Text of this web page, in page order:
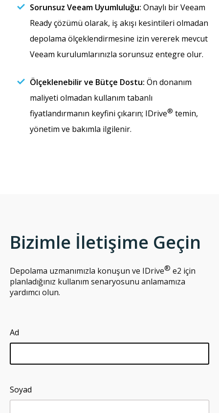
Sorunsuz Veeam Uyumluluğu: Onaylı bir Veeam
Ready çözümü olarak, iş akışı kesintileri olmadan
depolama ölçeklendirmesine izin vererek mevcut
Veeam kurulumlarınızla sorunsuz entegre olur.
Ölçeklenebilir ve Bütçe Dostu: Ön donanım
maliyeti olmadan kullanım tabanlı
fiyatlandırmanın keyfini çıkarın; IDrive® temin,
yönetim ve bakımla ilgilenir.
Bizimle İletişime Geçin
Depolama uzmanımızla konuşun ve IDrive® e2 için
planladığınız kullanım senaryosunu anlamamıza
yardımcı olun.
Ad
Soyad